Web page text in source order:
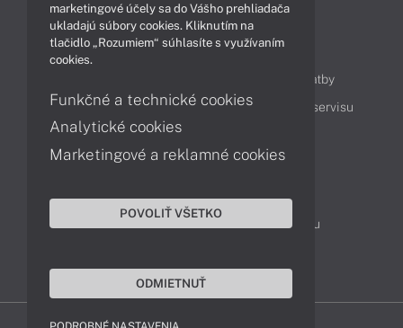
Obsah
Možnosti doručenia a platby
Podpora a servis
Servisné služby Cenník servisu
Kontakty
043 4224 771
Obchodné oddelenie
Reklamácia tovaru
marketingové účely sa do Vášho prehliadača
ukladajú súbory cookies. Kliknutím na
tlačidlo „Rozumiem“ súhlasíte s využívaním
cookies.
Funkčné a technické cookies
Analytické cookies
Marketingové a reklamné cookies
POVOLIŤ VŠETKO
ODMIETNUŤ